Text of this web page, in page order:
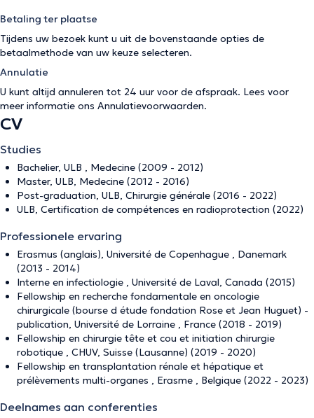
Betaling ter plaatse
Tijdens uw bezoek kunt u uit de bovenstaande opties de
betaalmethode van uw keuze selecteren.
Annulatie
U kunt altijd annuleren tot 24 uur voor de afspraak. Lees voor
meer informatie ons Annulatievoorwaarden.
CV
Studies
Bachelier, ULB , Medecine (2009 - 2012)
Master, ULB, Medecine (2012 - 2016)
Post-graduation, ULB, Chirurgie générale (2016 - 2022)
ULB, Certification de compétences en radioprotection (2022)
Professionele ervaring
Erasmus (anglais), Université de Copenhague , Danemark
(2013 - 2014)
Interne en infectiologie , Université de Laval, Canada (2015)
Fellowship en recherche fondamentale en oncologie
chirurgicale (bourse d étude fondation Rose et Jean Huguet) -
publication, Université de Lorraine , France (2018 - 2019)
Fellowship en chirurgie tête et cou et initiation chirurgie
robotique , CHUV, Suisse (Lausanne) (2019 - 2020)
Fellowship en transplantation rénale et hépatique et
prélèvements multi-organes , Erasme , Belgique (2022 - 2023)
Deelnames aan conferenties